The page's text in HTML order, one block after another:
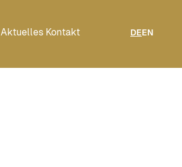
Aktuelles Kontakt DEEN